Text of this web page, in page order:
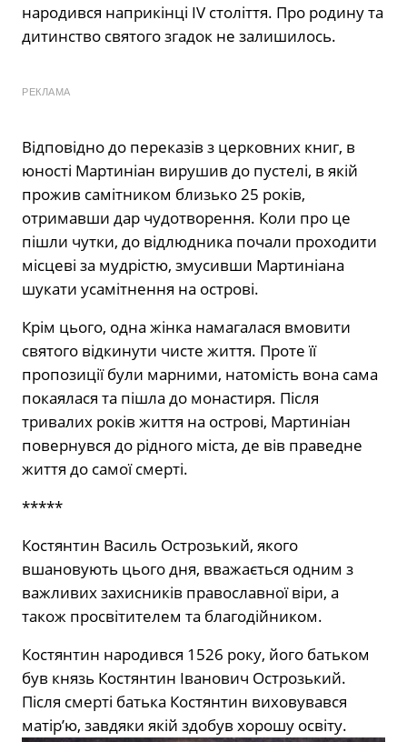
народився наприкінці IV століття. Про родину та
дитинство святого згадок не залишилось.
РЕКЛАМА
Відповідно до переказів з церковних книг, в
юності Мартиніан вирушив до пустелі, в якій
прожив самітником близько 25 років,
отримавши дар чудотворення. Коли про це
пішли чутки, до відлюдника почали проходити
місцеві за мудрістю, змусивши Мартиніана
шукати усамітнення на острові.
Крім цього, одна жінка намагалася вмовити
святого відкинути чисте життя. Проте її
пропозиції були марними, натомість вона сама
покаялася та пішла до монастиря. Після
тривалих років життя на острові, Мартиніан
повернувся до рідного міста, де вів праведне
життя до самої смерті.
*****
Костянтин Василь Острозький, якого
вшановують цього дня, вважається одним з
важливих захисників православної віри, а
також просвітителем та благодійником.
Костянтин народився 1526 року, його батьком
був князь Костянтин Іванович Острозький.
Після смерті батька Костянтин виховувався
матір’ю, завдяки якій здобув хорошу освіту.